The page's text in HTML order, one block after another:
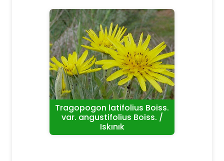
Tragopogon latifolius Boiss.
var. angustifolius Boiss. /
Iskınık